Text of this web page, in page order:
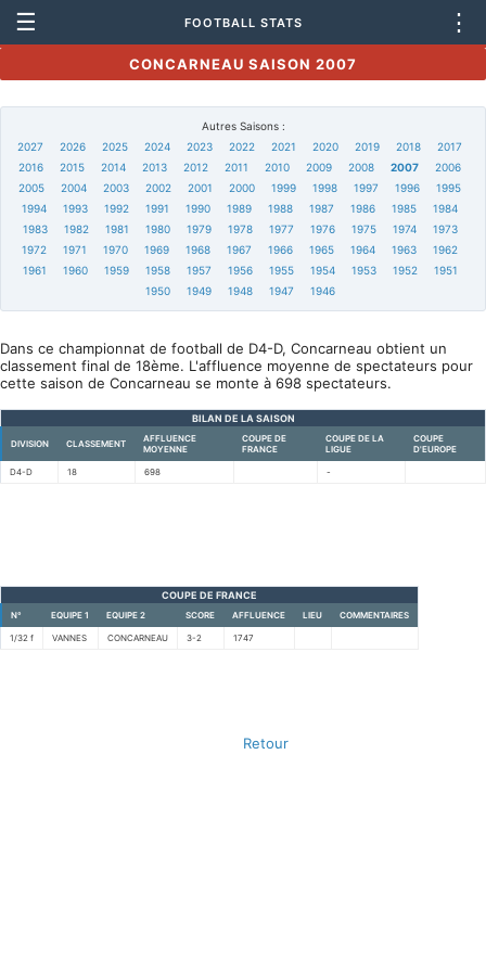
☰ FOOTBALL STATS ⋮
CONCARNEAU SAISON 2007
Autres Saisons :
2027
2026 2025 2024 2023 2022 2021 2020 2019 2018
2017
2016
2015 2014 2013 2012 2011 2010 2009 2008 2007
2006
2005
2004 2003 2002 2001 2000 1999 1998 1997 1996
1995
1994
1993 1992 1991 1990 1989 1988 1987 1986 1985
1984
1983
1982 1981 1980 1979 1978 1977 1976 1975 1974
1973
1972
1971 1970 1969 1968 1967 1966 1965 1964 1963
1962
1961
1960 1959 1958 1957 1956 1955 1954 1953 1952
1951
1950
1949 1948 1947 1946
Dans ce championnat de football de D4-D, Concarneau obtient un
classement final de 18ème. L'affluence moyenne de spectateurs pour
cette saison de Concarneau se monte à 698 spectateurs.
BILAN DE LA SAISON
DIVISION CLASSEMENT
AFFLUENCE
MOYENNE
COUPE DE
FRANCE
COUPE DE LA
LIGUE
COUPE
D'EUROPE
D4-D 18 698 -
COUPE DE FRANCE
N° EQUIPE 1 EQUIPE 2 SCORE AFFLUENCE LIEU COMMENTAIRES
1/32 f VANNES CONCARNEAU 3-2 1747
Retour